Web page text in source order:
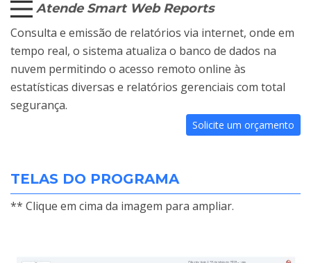
Atende Smart Web Reports
Consulta e emissão de relatórios via internet, onde em
tempo real, o sistema atualiza o banco de dados na
nuvem permitindo o acesso remoto online às
estatísticas diversas e relatórios gerenciais com total
segurança.
Solicite um orçamento
TELAS DO PROGRAMA
** Clique em cima da imagem para ampliar.